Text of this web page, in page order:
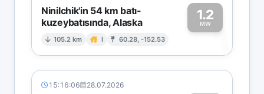
Ninilchik'in 54 km batı-
kuzeybatısında, Alaska
105.2 km I 60.28, -152.53
1.2
MW1
15:16:06 28.07.2026